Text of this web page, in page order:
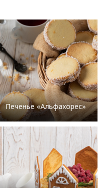
Печенье «Альфахорес»